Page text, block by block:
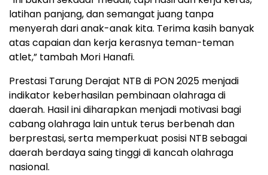
latihan panjang, dan semangat juang tanpa
menyerah dari anak-anak kita. Terima kasih banyak
atas capaian dan kerja kerasnya teman-teman
atlet,” tambah Mori Hanafi.
Prestasi Tarung Derajat NTB di PON 2025 menjadi
indikator keberhasilan pembinaan olahraga di
daerah. Hasil ini diharapkan menjadi motivasi bagi
cabang olahraga lain untuk terus berbenah dan
berprestasi, serta memperkuat posisi NTB sebagai
daerah berdaya saing tinggi di kancah olahraga
nasional.